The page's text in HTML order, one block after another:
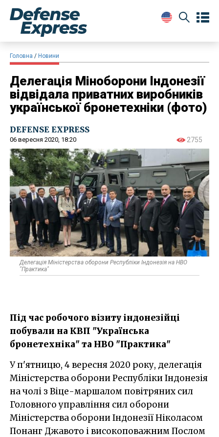
Головна Новини
Делегація Міноборони Індонезії
відвідала приватних виробників
української бронетехніки (фото)
DEFENSE EXPRESS
06 вересня 2020, 18:20 2755
Делегація Міністерства оборони Республіки Індонезія на НВО
"Практика"
Під час робочого візиту індонезійці
побували на КВП "Українська
бронетехніка" та НВО "Практика"
У п'ятницю, 4 вересня 2020 року, делегація
Міністерства оборони Республіки Індонезія
на чолі з Віце-маршалом повітряних сил
Головного управління сил оборони
Міністерства оборони Індонезії Ніколасом
Понанг Джавото і високоповажним Послом